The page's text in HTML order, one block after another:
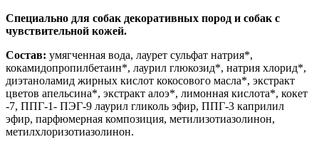
Специально для собак декоративных пород и собак с
чувствительной кожей.
Состав: умягченная вода, лаурет сульфат натрия*,
кокамидопропилбетаин*, лаурил глюкозид*, натрия хлорид*,
диэтаноламид жирных кислот кокосового масла*, экстракт
цветов апельсина*, экстракт алоэ*, лимонная кислота*, кокет
-7, ППГ-1- ПЭГ-9 лаурил гликоль эфир, ППГ-3 каприлил
эфир, парфюмерная композиция, метилизотиазолинон,
метилхлоризотиазолинон.